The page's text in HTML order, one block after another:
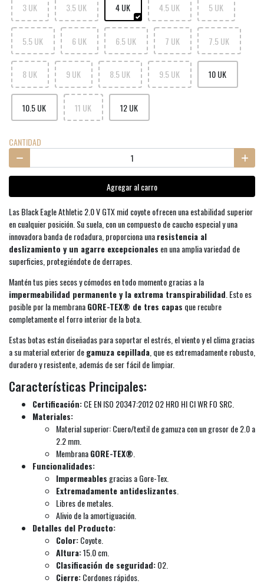
3 UK 3.5 UK 4 UK 4.5 UK 5 UK
5.5 UK 6 UK 6.5 UK 7 UK 7.5 UK
8 UK 9 UK 8.5 UK 9.5 UK 10 UK
10.5 UK 11 UK 12 UK
CANTIDAD
Agregar al carro
Las Black Eagle Athletic 2.0 V GTX mid coyote ofrecen una estabilidad superior
en cualquier posición. Su suela, con un compuesto de caucho especial y una
innovadora banda de rodadura, proporciona unaresistencia al
deslizamiento y un agarre excepcionales en una amplia variedad de
superficies, protegiéndote de derrapes.
Mantén tus pies secos y cómodos en todo momento gracias a la
impermeabilidad permanente y la extrema transpirabilidad . Esto es
posible por la membranaGORE-TEX® de tres capas que recubre
completamente el forro interior de la bota.
Estas botas están diseñadas para soportar el estrés, el viento y el clima gracias
a su material exterior degamuza cepillada , que es extremadamente robusto,
duradero y resistente, además de ser fácil de limpiar.
Características Principales:
Certificación:CE EN ISO 20347:2012 O2 HRO HI CI WR FO SRC.
Materiales:
Material superior: Cuero/textil de gamuza con un grosor de 2.0 a
2.2 mm.
MembranaGORE-TEX®
Funcionalidades:
Impermeables gracias a Gore-Tex.
Extremadamente antideslizantes
Libres de metales.
Alivio de la amortiguación.
Detalles del Producto:
Color:Coyote.
Altura:15.0 cm.
Clasificación de seguridad:O2.
Cierre:Cordones rápidos.